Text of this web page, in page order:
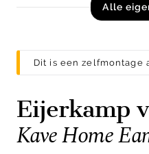
Alle
Dit is een zelfmontage
Eijerkamp
Kave Home